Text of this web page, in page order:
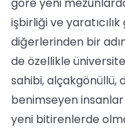
işbirliği ve
diğerlerinden bir
de özellikle
sahibi, alçakgönüllü,
benimseyen
yeni bitirenlerde